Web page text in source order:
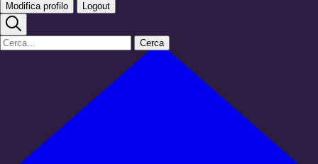
Modifica profilo Logout
Cerca